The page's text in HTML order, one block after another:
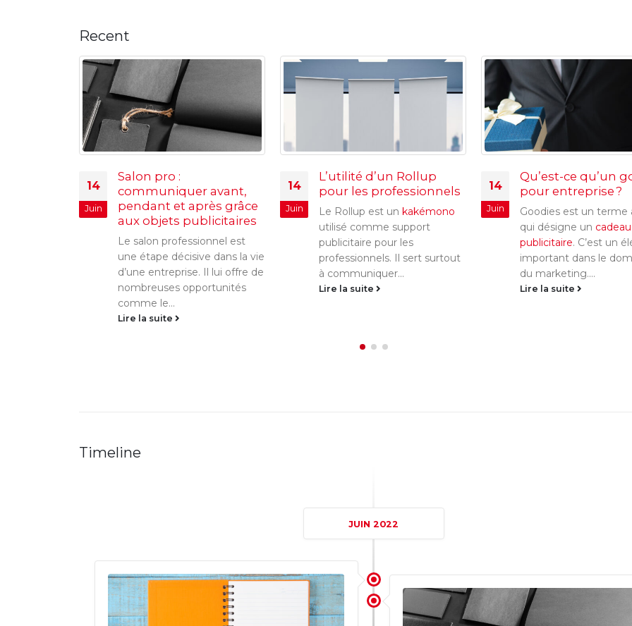
Recent
14
Juin
Salon pro :
communiquer avant,
pendant et après grâce
aux objets publicitaires
Le salon professionnel est
une étape décisive dans la vie
d’une entreprise. Il lui offre de
nombreuses opportunités
comme le...
Lire la suite
14
Juin
L’utilité d’un Rollup
pour les professionnels
Le Rollup est un kakémono
utilisé comme support
publicitaire pour les
professionnels. Il sert surtout
à communiquer...
Lire la suite
14
Juin
Qu’est-ce qu’un
pour entreprise ?
Goodies est un terme
qui désigne un cadeau
publicitaire. C’est un
important dans le
du marketing....
Lire la suite
Timeline
JUIN 2022